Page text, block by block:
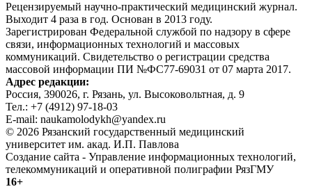
Рецензируемый научно-практический медицинский журнал.
Выходит 4 раза в год. Основан в 2013 году.
Зарегистрирован Федеральной службой по надзору в сфере
связи, информационных технологий и массовых
коммуникаций. Свидетельство о регистрации средства
массовой информации ПИ №ФС77-69031 от 07 марта 2017.
Адрес редакции:
Россия, 390026, г. Рязань, ул. Высоковольтная, д. 9
Тел.: +7 (4912) 97-18-03
E-mail: naukamolodykh@yandex.ru
© 2026 Рязанский государственный медицинский
университет им. акад. И.П. Павлова
Создание сайта - Управление информационных технологий,
телекоммуникаций и оперативной полиграфии РязГМУ
16+